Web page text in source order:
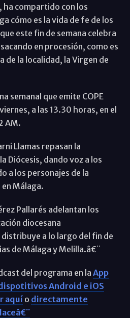
ha compartido con los
cómo es la vida de fe de los
este fin de semana celebra
en procesión, como es
de la localidad, la Virgen de
semanal que emite COPE
a las 13.30 horas, en el
AM.
Llamas repasan la
Diócesis, dando voz a los
a los personajes de la
Málaga.
Pallarés adelantan los
diocesana
a lo largo del fin de
de Málaga y Melilla.â€¨
del programa en la App
Android e iOS
aquío directamente